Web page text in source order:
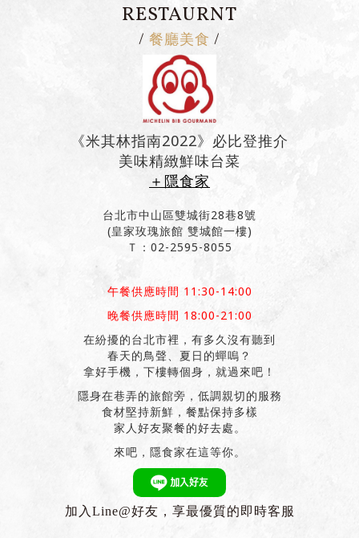
RESTAURNT
/ 餐廳美食 /
《米其林指南2022》必比登推介
美味精緻鮮味台菜
＋隱食家
台北市中山區雙城街28巷8號
(皇家玫瑰旅館 雙城館一樓)
Ｔ：02-2595-8055
午餐供應時間 11:30-14:00
晚餐供應時間 18:00-21:00
在紛擾的台北市裡，有多久沒有聽到
春天的鳥聲、夏日的蟬嗚？
拿好手機，下樓轉個身，就過來吧！
隱身在巷弄的旅館旁，低調親切的服務
食材堅持新鮮，餐點保持多樣
家人好友聚餐的好去處。
來吧，隱食家在這等你。
加入Line@好友，享最優質的即時客服